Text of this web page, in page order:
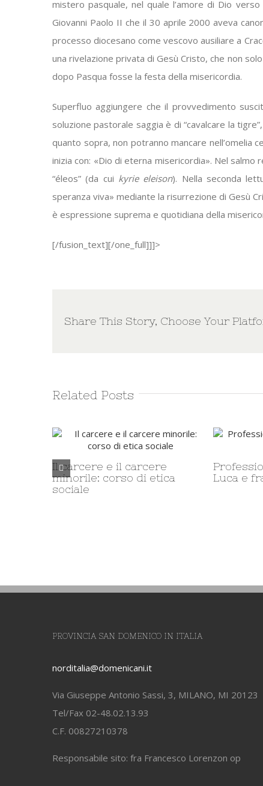
mistero pasquale, nel quale l’amore di Dio
Giovanni Paolo II che il 30 aprile 2000 aveva
processo diocesano come vescovo ausiliare a
una rivelazione privata di Gesù Cristo, che non
dopo Pasqua fosse la festa della misericordia.
Superfluo aggiungere che il provvedimento
soluzione pastorale saggia è di “cavalcare la
quanto sopra, non potranno mancare nell’omelia
inizia con: «Dio di eterna misericordia». Nel salmo
“éleos” (da cui kyrie eleison). Nella seconda
speranza viva» mediante la risurrezione di Gesù
è espressione suprema e quotidiana della
[/fusion_text][/one_full]]]>
Share This Story, Choose Your
Related Posts
Professione solenne di fra
Luca e fra Alin
L’incontro
PROVINCIA SAN DOMENICO IN ITALIA
norditalia@domenicani.it
Via Giuseppe Antonio Sassi, 3, MILANO, MI 20123
Tel/Fax 02-48.02.13.93
C.F. 00827210378
Responsabile sito: fra Francesco Lorenzon op